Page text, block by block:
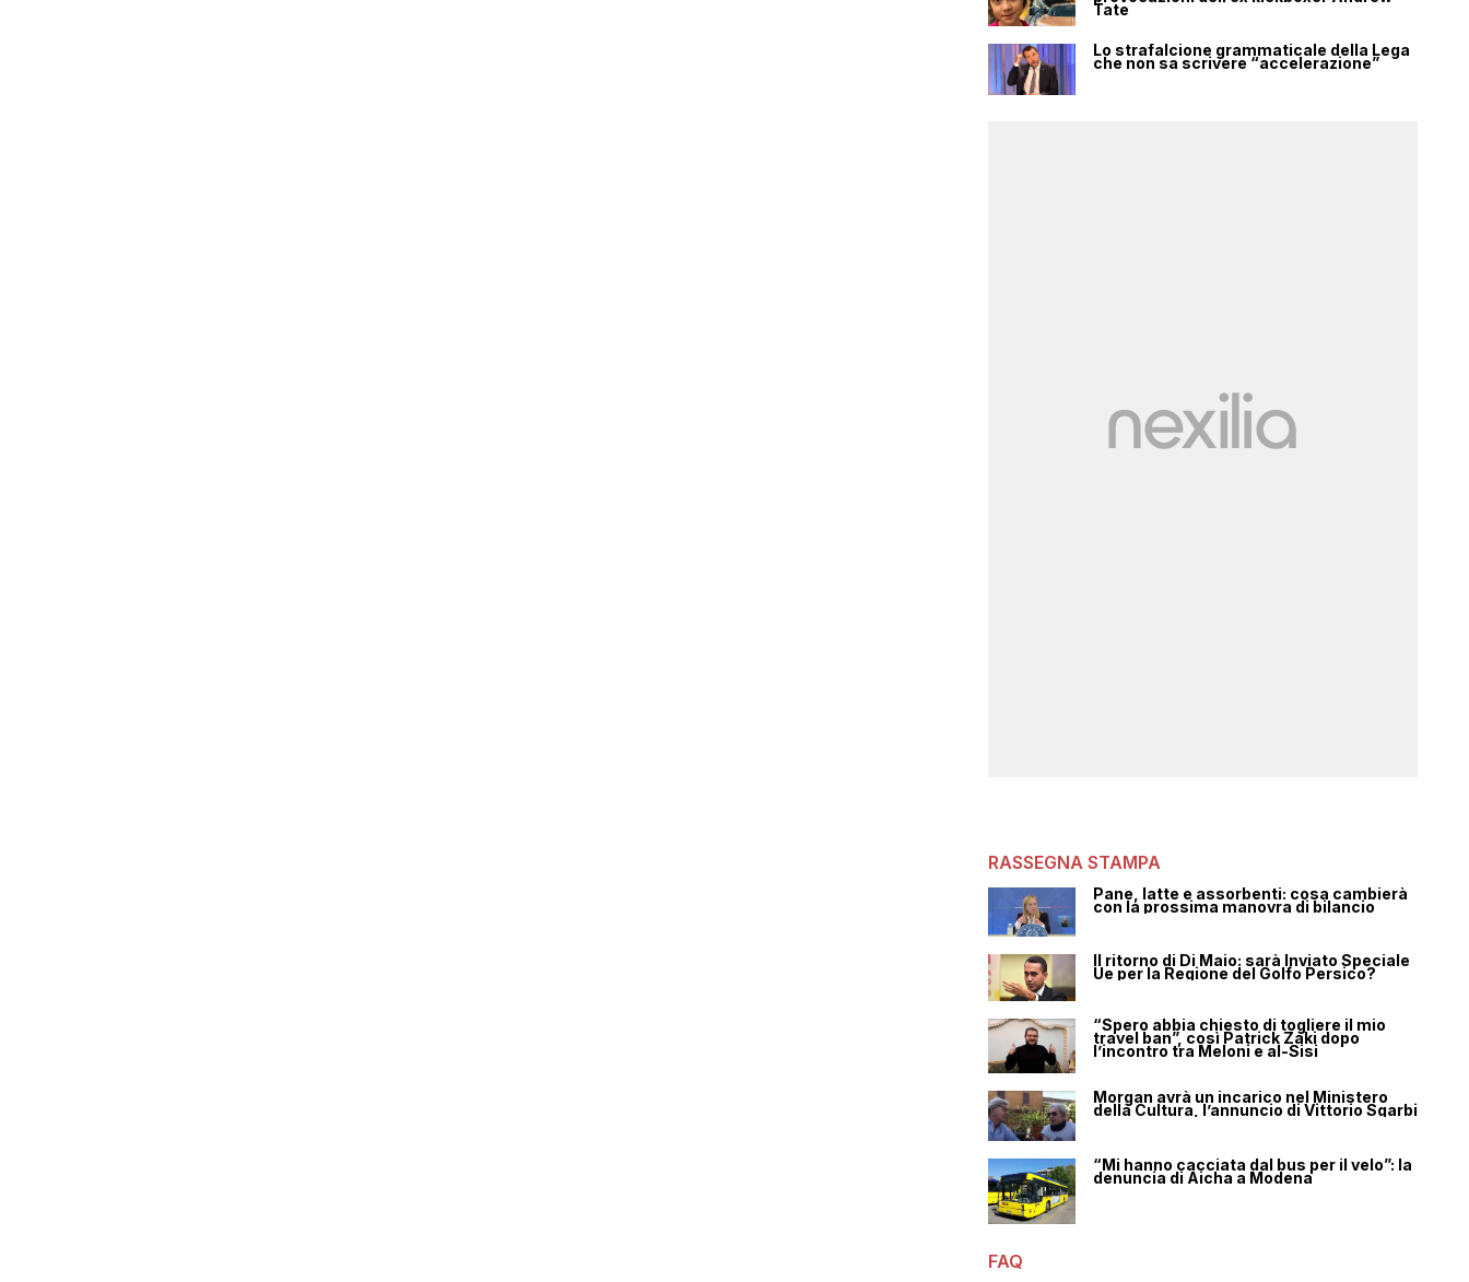
Tate
Lo strafalcione grammaticale della Lega
che non sa scrivere “accelerazione”
RASSEGNA STAMPA
Pane, latte e assorbenti: cosa cambierà
con la prossima manovra di bilancio
Il ritorno di Di Maio: sarà Inviato Speciale
Ue per la Regione del Golfo Persico?
“Spero abbia chiesto di togliere il mio
travel ban”, così Patrick Zaki dopo
l’incontro tra Meloni e al-Sisi
Morgan avrà un incarico nel Ministero
della Cultura, l’annuncio di Vittorio Sgarbi
“Mi hanno cacciata dal bus per il velo”: la
denuncia di Aicha a Modena
FAQ